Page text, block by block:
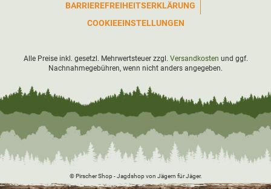
BARRIEREFREIHEITSERKLÄRUNG
COOKIEEINSTELLUNGEN
Alle Preise inkl. gesetzl. Mehrwertsteuer zzgl. Versandkosten und ggf.
Nachnahmegebühren, wenn nicht anders angegeben.
© Pirscher Shop - Jagdshop von Jägern für Jäger.